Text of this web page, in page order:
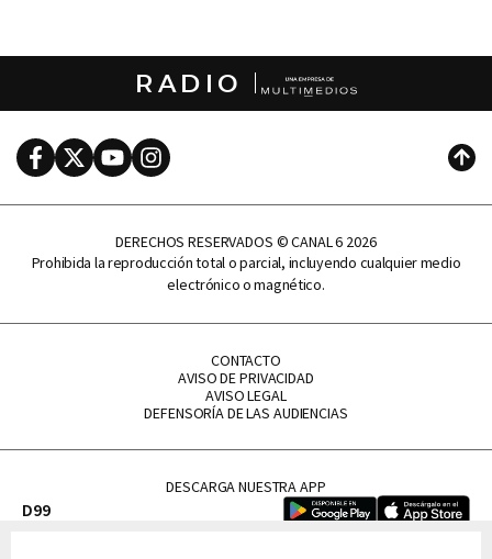
RADIO
FacebookTwitterYoutubeInstagram
DERECHOS RESERVADOS © CANAL 6 2026
Prohibida la reproducción total o parcial, incluyendo cualquier medio
electrónico o magnético.
CONTACTO
AVISO DE PRIVACIDAD
AVISO LEGAL
DEFENSORÍA DE LAS AUDIENCIAS
DESCARGA NUESTRA APP
D99